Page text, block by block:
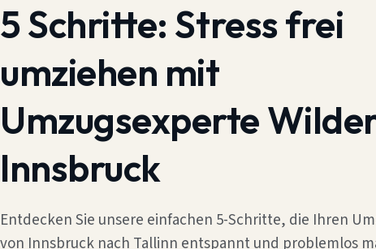
5 Schritte: Stress frei
umziehen mit
Umzugsexperte
Innsbruck
Entdecken Sie unsere einfachen 5-Schritte, die Ihren
von Innsbruck nach Tallinn entspannt und problemlos